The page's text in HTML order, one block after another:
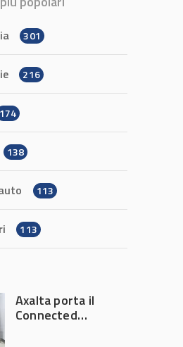
301
216
174
138
113
113
Axalta porta il
Connected